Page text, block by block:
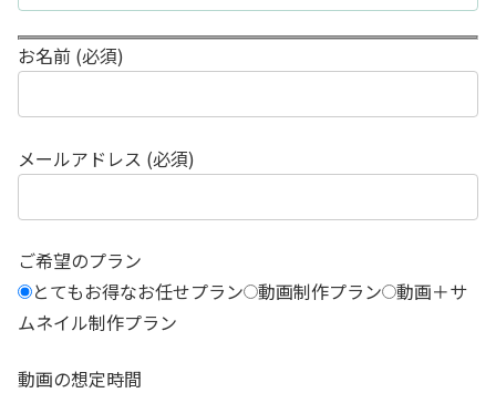
お名前 (必須)
メールアドレス (必須)
ご希望のプラン
とてもお得なお任せプラン 動画制作プラン 動画＋サ
ムネイル制作プラン
動画の想定時間